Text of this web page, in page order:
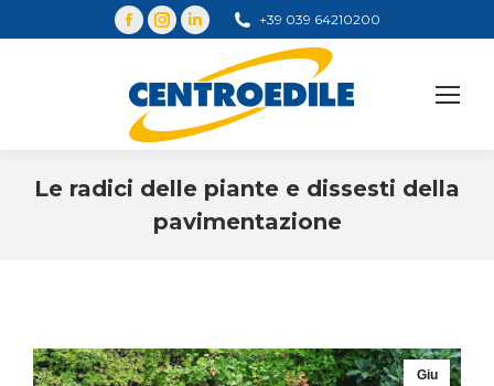
+39 039 64210200
Le radici delle piante e dissesti della
pavimentazione
Giu